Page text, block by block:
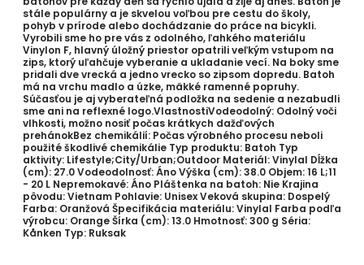
stále populárny a je skvelou voľbou pre cestu do školy,
pohyb v prírode alebo dochádzanie do práce na bicykli.
Vyrobili sme ho pre vás z odolného, ľahkého materiálu
Vinylon F, hlavný úložný priestor opatrili veľkým vstupom na
zips, ktorý uľahčuje vyberanie a ukladanie vecí. Na boky sme
pridali dve vrecká a jedno vrecko so zipsom dopredu. Batoh
má na vrchu madlo a úzke, mäkké ramenné popruhy.
Súčasťou je aj vyberateľná podložka na sedenie a nezabudli
sme ani na reflexné logo.VlastnostiVodeodolný: Odolný voči
vlhkosti, možno nosiť počas krátkych dažďových
prehánokBez chemikálií: Počas výrobného procesu neboli
použité škodlivé chemikálie Typ produktu: Batoh Typ
aktivity: Lifestyle;City/Urban;Outdoor Materiál: Vinylal Dĺžka
(cm): 27.0 Vodeodolnosť: Áno Výška (cm): 38.0 Objem: 16 L;11
- 20 L Nepremokavé: Áno Pláštenka na batoh: Nie Krajina
pôvodu: Vietnam Pohlavie: Unisex Veková skupina: Dospelý
Farba: Oranžová Špecifikácia materiálu: Vinylal Farba podľa
výrobcu: Orange Šírka (cm): 13.0 Hmotnosť: 300 g Séria:
Kånken Typ: Ruksak